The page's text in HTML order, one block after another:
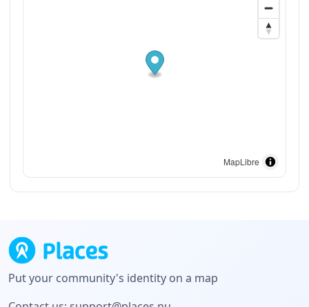
MapLibre
Put your community's identity on a map